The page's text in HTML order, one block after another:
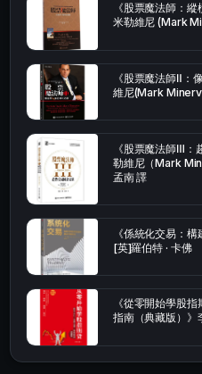
《股票魔法師：
米勒維尼 (Mark
《股票魔法師Ⅱ：
維尼(Mark
《股票魔法師Ⅲ：
勒維尼（Mark
孟南 譯
《係統化交易：
[英]羅伯特 · 卡佛
《從零開始學股
指南（典藏版）》